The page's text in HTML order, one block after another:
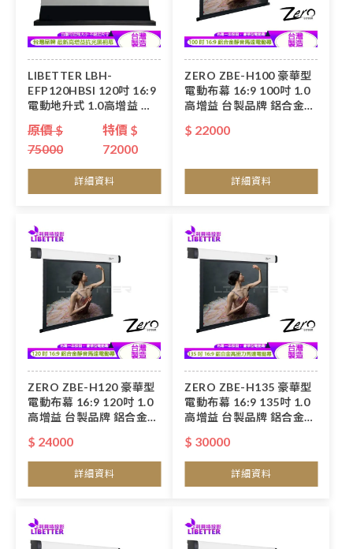
LIBETTER LBH-
EFP120HBSI 120吋 16:9
電動地升式 1.0高增益 黑
原價 $
75000
特價 $
72000
詳細資料
ZERO ZBE-H100 豪華型
電動布幕 16:9 100吋 1.0
高增益 台製品牌 鋁合金靜
$ 22000
詳細資料
ZERO ZBE-H120 豪華型
電動布幕 16:9 120吋 1.0
高增益 台製品牌 鋁合金靜
$ 24000
詳細資料
ZERO ZBE-H135 豪華型
電動布幕 16:9 135吋 1.0
高增益 台製品牌 鋁合金高
$ 30000
詳細資料